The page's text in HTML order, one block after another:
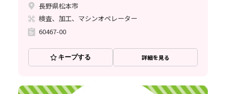
長野県松本市
検査、加工、マシンオペレーター
60467-00
キープする 詳細を見る